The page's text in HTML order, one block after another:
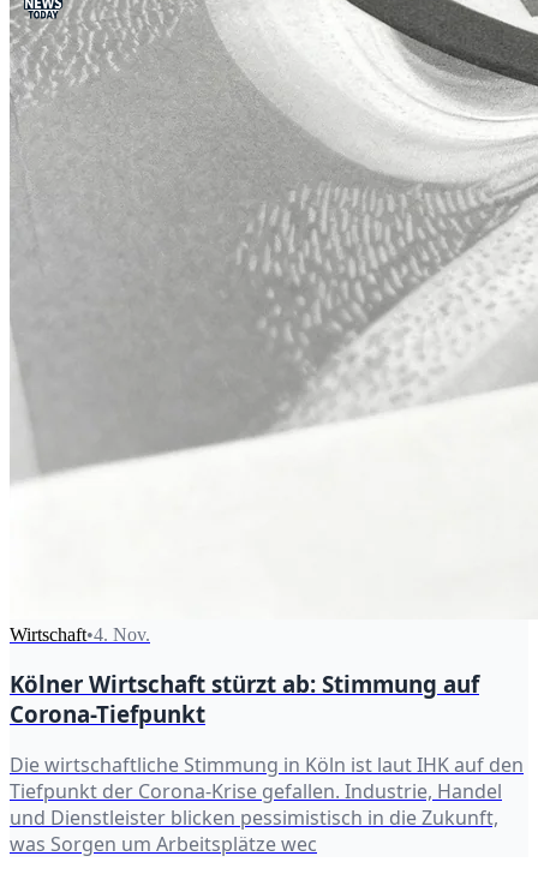
Wirtschaft•4. Nov.
Kölner Wirtschaft stürzt ab: Stimmung auf
Corona-Tiefpunkt
Die wirtschaftliche Stimmung in Köln ist laut IHK auf den
Tiefpunkt der Corona-Krise gefallen. Industrie, Handel
und Dienstleister blicken pessimistisch in die Zukunft,
was Sorgen um Arbeitsplätze wec